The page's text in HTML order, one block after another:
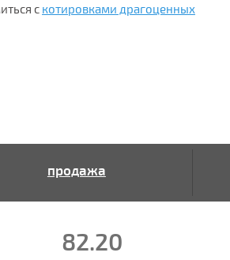
с котировками драгоценных
продажа
82.20